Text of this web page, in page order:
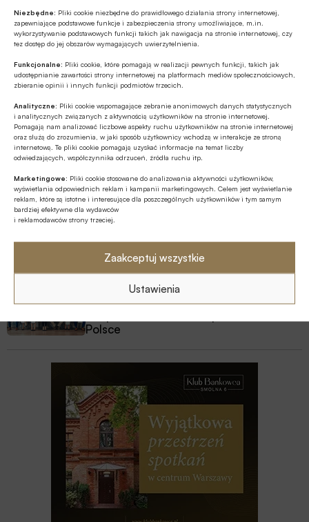
Niezbędne: Pliki cookie niezbędne do prawidłowego działania strony internetowej,
zapewniające podstawowe funkcje i zabezpieczenia strony umożliwiające, m.in.
wykorzystywanie podstawowych funkcji takich jak nawigacja na stronie internetowej, czy
tez dostęp do jej obszarów wymagających uwierzytelnienia.
Funkcjonalne: Pliki cookie, które pomagają w realizacji pewnych funkcji, takich jak
udostępnianie zawartości strony internetowej na platformach mediów społecznościowych,
zbieranie opinii i innych funkcji podmiotów trzecich.
Analityczne: Pliki cookie wspomagające zebranie anonimowych danych statystycznych
i analitycznych związanych z aktywnością użytkowników na stronie internetowej.
Pomagają nam analizować liczbowe aspekty ruchu użytkowników na stronie internetowej
oraz służą do zrozumienia, w jaki sposób użytkownicy wchodzą w interakcje ze stroną
internetową. Te pliki cookie pomagają uzyskać informacje na temat liczby
odwiedzających, współczynnika odrzuceń, źródła ruchu itp.
Marketingowe: Pliki cookie stosowane do analizowania aktywności użytkowników,
wyświetlania odpowiednich reklam i kampanii marketingowych. Celem jest wyświetlanie
reklam, które są istotne i interesujące dla poszczególnych użytkowników i tym samym
bardziej efektywne dla wydawców
i reklamodawców strony trzeciej.
Zaakceptuj wszystkie
Ustawienia
z finansami
EDUKACJA FINANSOWA
Przedszkole to kluczowy etap – to
wtedy dzieci zapamiętują wiedzę
finansową łatwiej i szybciej
Jakie są zalety fazy Discovery?
Z RYNKU FINANSOWEGO
Branża leasingowa o inwestycjach w
polskiej gospodarce, programie SAFE i
polityce dual use
przemysł zbrojeniowy
GOSPODARKA
Polsce